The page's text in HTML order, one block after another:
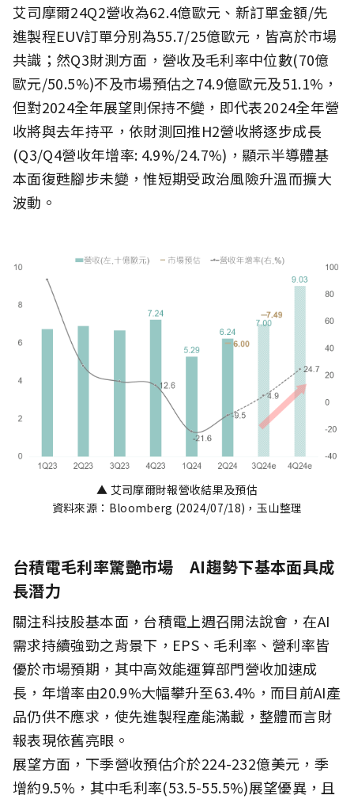
艾司摩爾24Q2營收為62.4億歐元、新訂單金額/先
進製程EUV訂單分別為55.7/25億歐元，皆高於市場
共識；然Q3財測方面，營收及毛利率中位數(70億
歐元/50.5%)不及市場預估之74.9億歐元及51.1%，
但對2024全年展望則保持不變，即代表2024全年營
收將與去年持平，依財測回推H2營收將逐步成長
(Q3/Q4營收年增率: 4.9%/24.7%)，顯示半導體基
本面復甦腳步未變，惟短期受政治風險升溫而擴大
波動。
▲ 艾司摩爾財報營收結果及預估
資料來源：Bloomberg (2024/07/18)，玉山整理
台積電毛利率驚艷市場 AI趨勢下基本面具成
長潛力
關注科技股基本面，台積電上週召開法說會，在AI
需求持續強勁之背景下，EPS、毛利率、營利率皆
優於市場預期，其中高效能運算部門營收加速成
長，年增率由20.9%大幅攀升至63.4%，而目前AI產
品仍供不應求，使先進製程產能滿載，整體而言財
報表現依舊亮眼。
展望方面，下季營收預估介於224-232億美元，季
增約9.5%，其中毛利率(53.5-55.5%)展望優異，且